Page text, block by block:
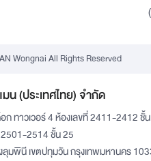
Wongnai All Rights Reserved
น (ประเทศไทย) จำกัด
ก ทาวเวอร์ 4 ห้องเลขที่ 2411-2412 ชั้
2501-2514 ชั้น 25
ลุมพินี เขตปทุมวัน กรุงเทพมหานคร